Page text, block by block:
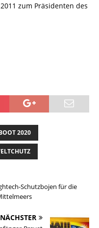
zum Präsidenten des
2020
Schutzbojen für die
NÄCHSTER